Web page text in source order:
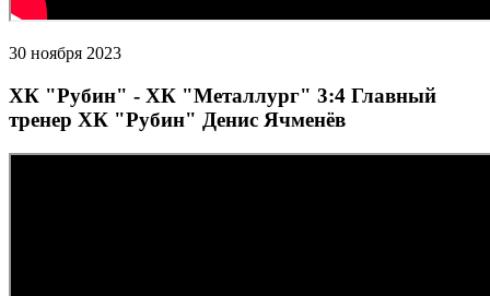
30 ноября 2023
ХК "Рубин" - ХК "Металлург" 3:4 Главный
тренер ХК "Рубин" Денис Ячменёв